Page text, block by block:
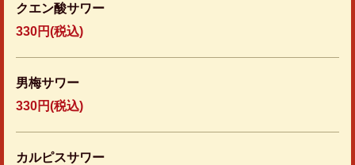
クエン酸サワー
330円(税込)
男梅サワー
330円(税込)
カルピスサワー